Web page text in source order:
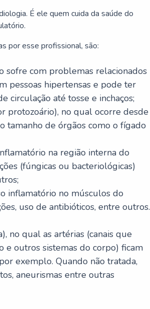
É ele quem cuida da saúde do
por esse profissional, são:
sofre com problemas relacionados
pessoas hipertensas e pode ter
circulação até tosse e inchaços;
protozoário), no qual ocorre desde
tamanho de órgãos como o fígado
na região interna do
(fúngicas ou bacteriológicas)
inflamatório no músculos do
uso de antibióticos, entre outros.
no qual as artérias (canais que
e outros sistemas do corpo) ficam
exemplo. Quando não tratada,
aneurismas entre outras